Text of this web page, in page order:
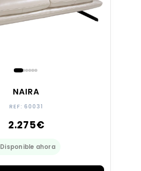
NAIRA
REF: 60031
2.275€
Disponible ahora